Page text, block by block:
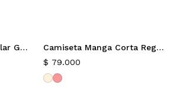
Chaqueta Parka Regular Gamma
Nuevo
Camiseta Manga Corta Regular Dinix
$ 79.000